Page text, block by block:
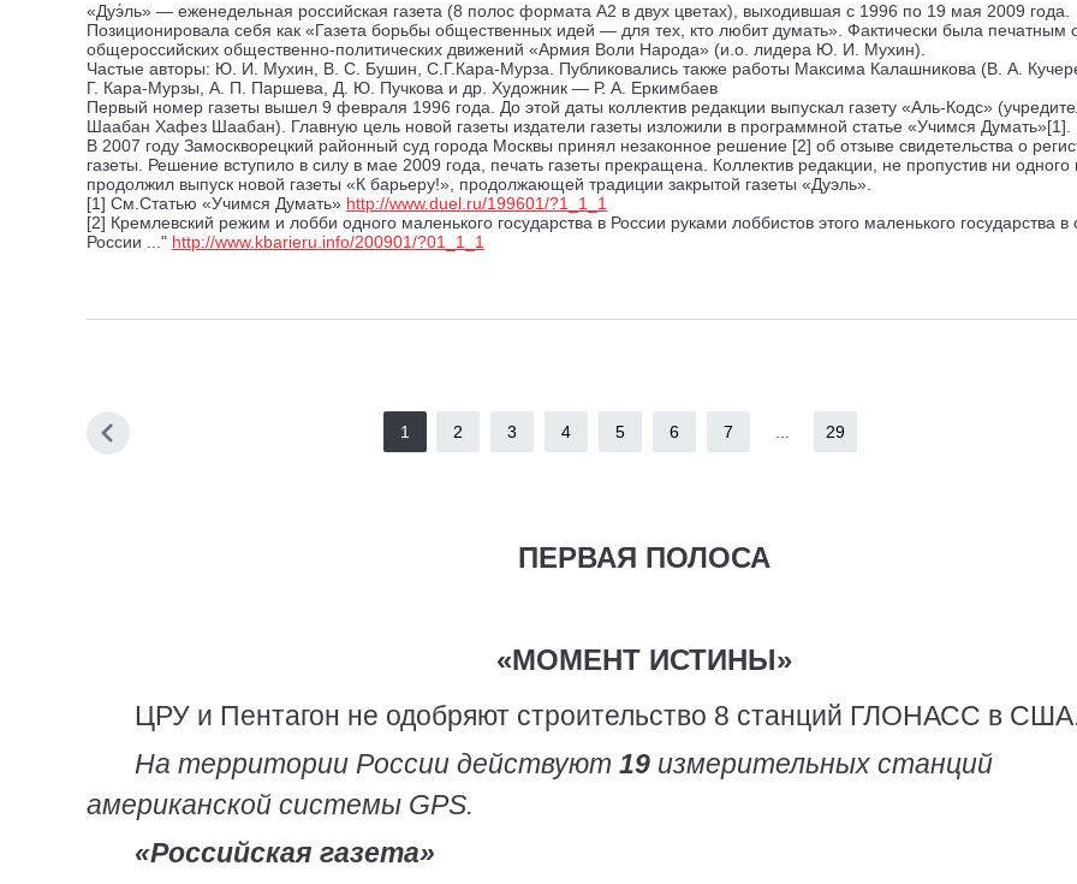
«Дуэ́ль» — еженедельная российская газета (8 полос формата А2 в двух цветах), выходившая с 1996 по 19 мая 2009 года.
Позиционировала себя как «Газета борьбы общественных идей — для тех, кто любит думать». Фактически была печатным
общероссийских общественно-политических движений «Армия Воли Народа» (и.о. лидера Ю. И. Мухин).
Частые авторы: Ю. И. Мухин, В. С. Бушин, С.Г.Кара-Мурза. Публиковались также работы Максима Калашникова (В. А.
Г. Кара-Мурзы, А. П. Паршева, Д. Ю. Пучкова и др. Художник — Р. А. Еркимбаев
Первый номер газеты вышел 9 февраля 1996 года. До этой даты коллектив редакции выпускал газету «Аль-Кодс»
Шаабан Хафез Шаабан). Главную цель новой газеты издатели газеты изложили в программной статье «Учимся Думать»[1].
В 2007 году Замоскворецкий районный суд города Москвы принял незаконное решение [2] об отзыве свидетельства о
газеты. Решение вступило в силу в мае 2009 года, печать газеты прекращена. Коллектив редакции, не пропустив ни
продолжил выпуск новой газеты «К барьеру!», продолжающей традиции закрытой газеты «Дуэль».
[1] См.Статью «Учимся Думать» http://www.duel.ru/199601/?1_1_1
[2] Кремлевский режим и лобби одного маленького государства в России руками лоббистов этого маленького государства в
России ..." http://www.kbarieru.info/200901/?01_1_1
1 2 3 4 5 6 7 29
ПЕРВАЯ ПОЛОСА
«МОМЕНТ ИСТИНЫ»
ЦРУ и Пентагон не одобряют строительство 8 станций ГЛОНАСС в
На территории России действуют 19 измерительных станций
американской системы GPS.
«Российская газета»